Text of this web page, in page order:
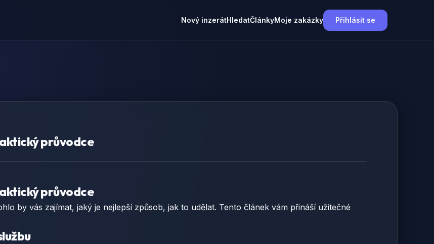
Nový inzerátHledatČlánkyMoje zakázky Přihlásit se
průvodce
průvodce
by vás zajímat, jaký je nejlepší způsob, jak to udělat. Tento článek vám přináší užitečné